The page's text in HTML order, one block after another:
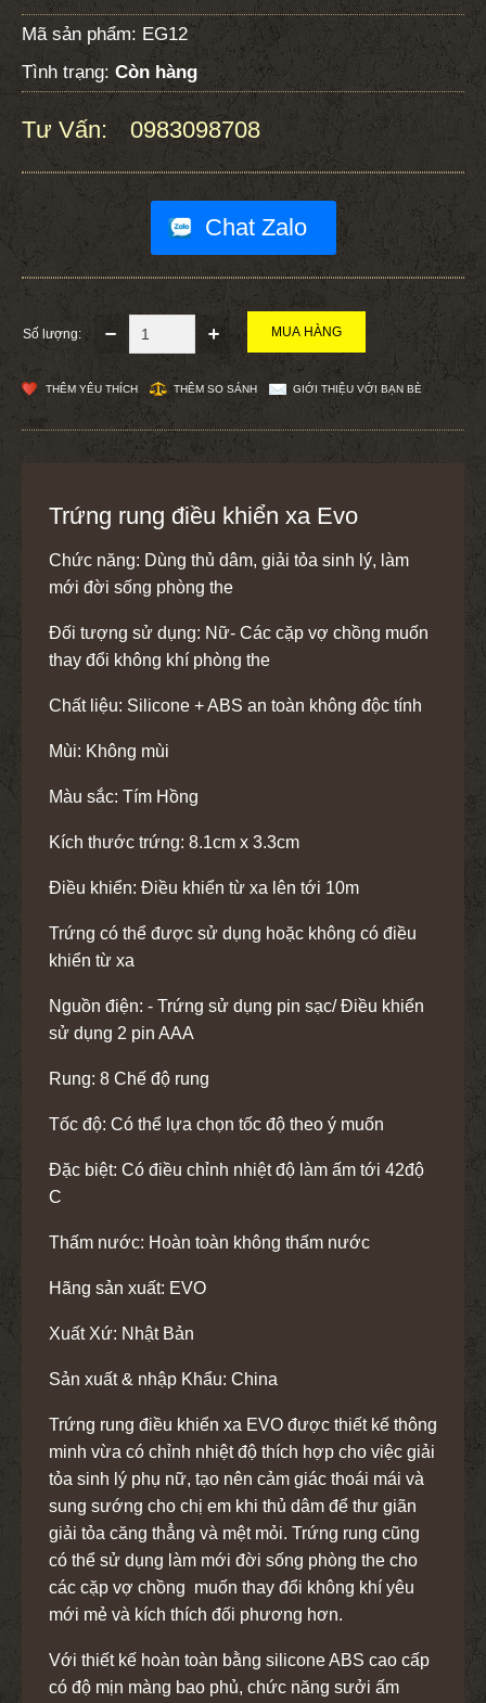
Mã sản phẩm: EG12
Tình trạng: Còn hàng
Tư Vấn: 0983098708
Chat Zalo
Số lượng:
THÊM YÊU THÍCH THÊM SO SÁNH GIỚI THIỆU VỚI BẠN BÈ
Trứng rung điều khiển xa Evo
Chức năng: Dùng thủ dâm, giải tỏa sinh lý, làm
mới đời sống phòng the
Đối tượng sử dụng: Nữ- Các cặp vợ chồng muốn
thay đổi không khí phòng the
Chất liệu: Silicone + ABS an toàn không độc tính
Mùi: Không mùi
Màu sắc: Tím Hồng
Kích thước trứng: 8.1cm x 3.3cm
Điều khiển: Điều khiển từ xa lên tới 10m
Trứng có thể được sử dụng hoặc không có điều
khiển từ xa
Nguồn điện: - Trứng sử dụng pin sạc/ Điều khiển
sử dụng 2 pin AAA
Rung: 8 Chế độ rung
Tốc độ: Có thể lựa chọn tốc độ theo ý muốn
Đặc biệt: Có điều chỉnh nhiệt độ làm ấm tới 42độ
C
Thấm nước: Hoàn toàn không thấm nước
Hãng sản xuất: EVO
Xuất Xứ: Nhật Bản
Sản xuất & nhập Khẩu: China
Trứng rung điều khiển xa EVO được thiết kế thông
minh vừa có chỉnh nhiệt độ thích hợp cho việc giải
tỏa sinh lý phụ nữ, tạo nên cảm giác thoái mái và
sung sướng cho chị em khi thủ dâm để thư giãn
giải tỏa căng thẳng và mệt mỏi. Trứng rung cũng
có thể sử dụng làm mới đời sống phòng the cho
các cặp vợ chồng muốn thay đổi không khí yêu
mới mẻ và kích thích đối phương hơn.
Với thiết kế hoàn toàn bằng silicone ABS cao cấp
có độ mịn màng bao phủ, chức năng sưởi ấm